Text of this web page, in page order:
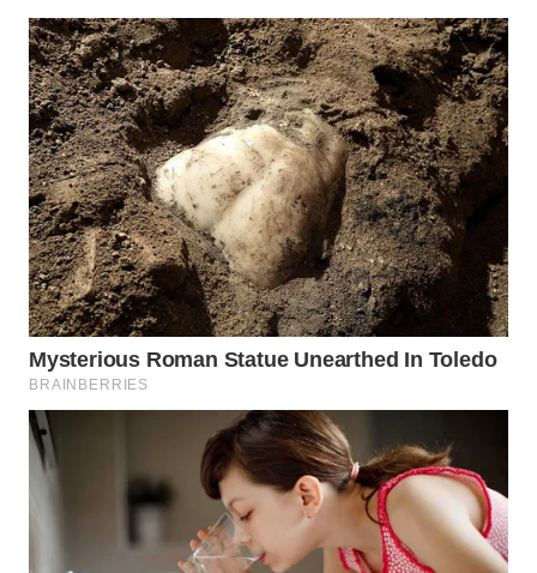
WN
PRIANGAN
TIMUR
WN
SEMARANG
WN
SOLO
WN
BOROBUDUR
MADURA